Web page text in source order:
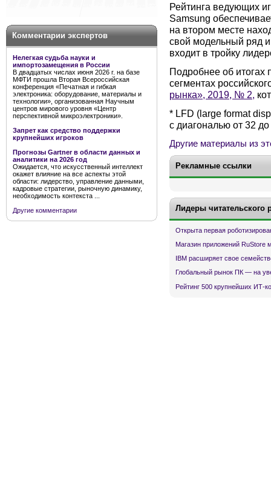
Комментарии экспертов
Нелегкая судьба науки и
импортозамещения в России
В двадцатых числах июня 2026 г. на базе
МФТИ прошла Вторая Всероссийская
конференция «Печатная и гибкая
электроника: оборудование, материалы и
технологии», организованная Научным
центров мирового уровня «Центр
перспективной микроэлектроники».
Запрет как средство поддержки
крупнейших игроков
Прогнозы Gartner в области данных и
аналитики на 2026 год
Ожидается, что искусственный интеллект
окажет влияние на все аспекты этой
области: лидерство, управление данными,
кадровые стратегии, рыночную динамику,
необходимость контекста ...
Другие комментарии
Рейтинга ведующих
Samsung
на втором месте
свой модельный ряд
входит в тройку
Подробнее об итогах
сегментах
рынка», 2019, № 2,
* LFD (large format
с диагональю от 32
Другие материалы из
Рекламные ссылки
Лидеры читательского
Открыта первая
Магазин приложений RuStore
IBM расширяет свое
Глобальный рынок ПК — на
Рейтинг 500 крупнейших ИТ-